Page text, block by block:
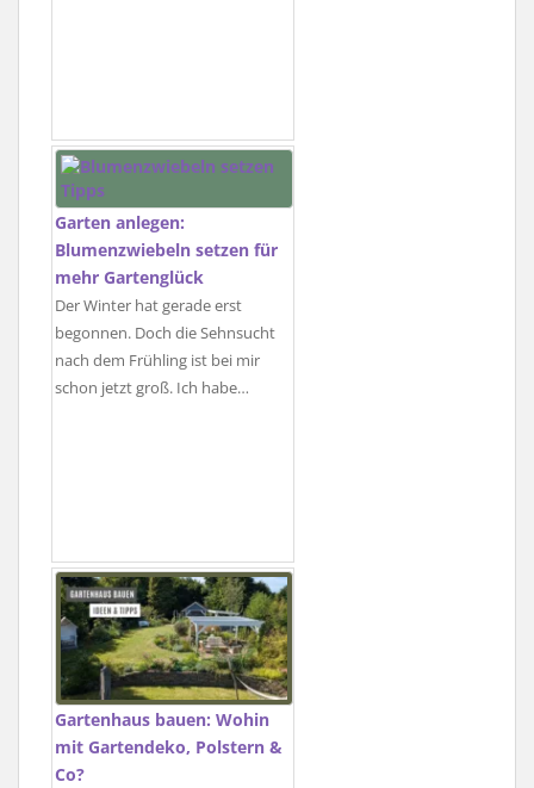
Garten anlegen:
Blumenzwiebeln setzen für
mehr Gartenglück
Der Winter hat gerade erst
begonnen. Doch die Sehnsucht
nach dem Frühling ist bei mir
schon jetzt groß. Ich habe…
Gartenhaus bauen: Wohin
mit Gartendeko, Polstern &
Co?